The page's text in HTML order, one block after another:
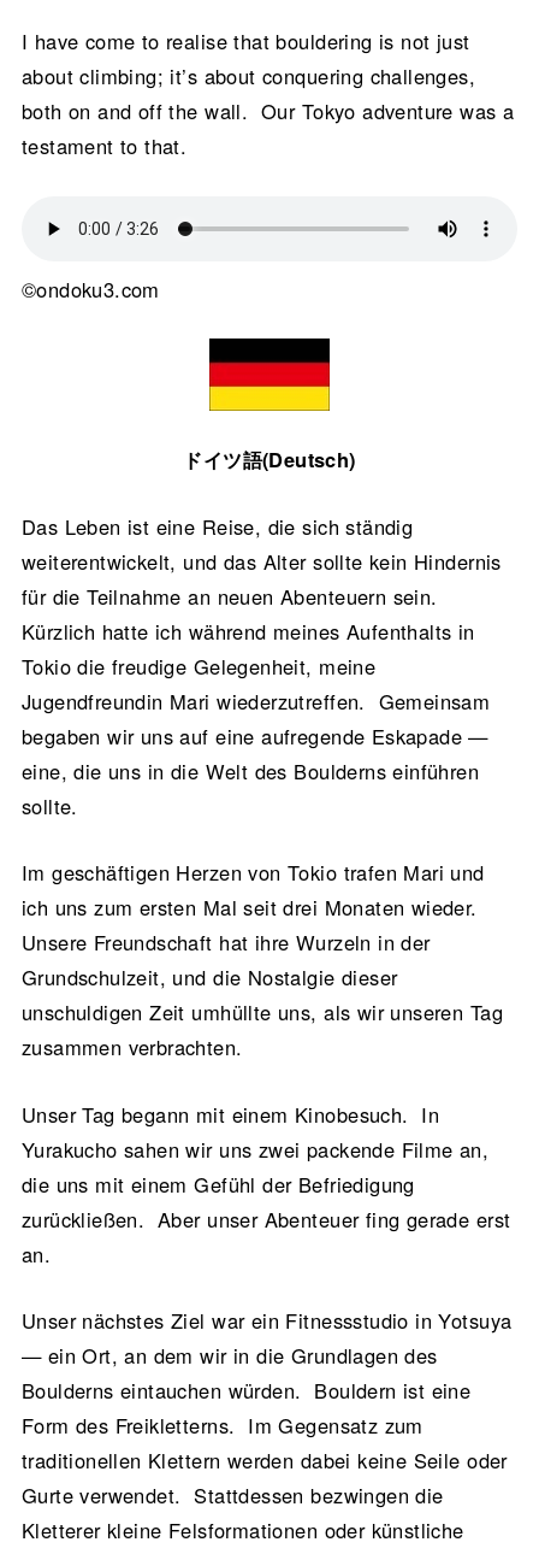
I have come to realise that bouldering is not just
about climbing; it’s about conquering challenges,
both on and off the wall. Our Tokyo adventure was a
testament to that.
©ondoku3.com
ドイツ語(Deutsch)
Das Leben ist eine Reise, die sich ständig
weiterentwickelt, und das Alter sollte kein Hindernis
für die Teilnahme an neuen Abenteuern sein.
Kürzlich hatte ich während meines Aufenthalts in
Tokio die freudige Gelegenheit, meine
Jugendfreundin Mari wiederzutreffen. Gemeinsam
begaben wir uns auf eine aufregende Eskapade —
eine, die uns in die Welt des Boulderns einführen
sollte.
Im geschäftigen Herzen von Tokio trafen Mari und
ich uns zum ersten Mal seit drei Monaten wieder.
Unsere Freundschaft hat ihre Wurzeln in der
Grundschulzeit, und die Nostalgie dieser
unschuldigen Zeit umhüllte uns, als wir unseren Tag
zusammen verbrachten.
Unser Tag begann mit einem Kinobesuch. In
Yurakucho sahen wir uns zwei packende Filme an,
die uns mit einem Gefühl der Befriedigung
zurückließen. Aber unser Abenteuer fing gerade erst
an.
Unser nächstes Ziel war ein Fitnessstudio in Yotsuya
— ein Ort, an dem wir in die Grundlagen des
Boulderns eintauchen würden. Bouldern ist eine
Form des Freikletterns. Im Gegensatz zum
traditionellen Klettern werden dabei keine Seile oder
Gurte verwendet. Stattdessen bezwingen die
Kletterer kleine Felsformationen oder künstliche